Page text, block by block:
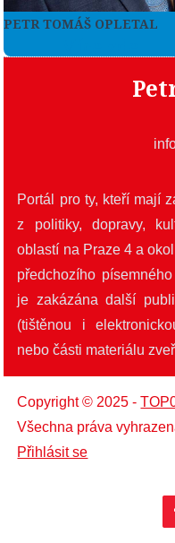
PETR TOMÁŠ OPLETAL
Portál pro ty, kteří mají
z politiky, dopravy,
oblastí na Praze 4 a
předchozího
je zakázána další
(tištěnou i
nebo části materiálu
Copyright © 2025 -
Všechna práva
Přihlásit se